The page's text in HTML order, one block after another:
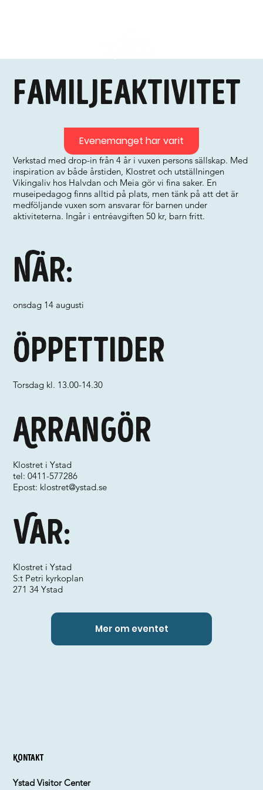
Familjeaktivitet
Verkstad med drop-in från 4 år i vuxen persons sällskap. Med
inspiration av både årstiden, Klostret och utställningen
Vikingaliv hos Halvdan och Meia gör vi fina saker. En
museipedagog finns alltid på plats, men tänk på att det är
medföljande vuxen som ansvarar för barnen under
aktiviteterna. Ingår i entréavgiften 50 kr, barn fritt.
När:
onsdag 14 augusti
Var:
Arrangör
Klostret i Ystad
tel: 0411-577286
Epost: klostret@ystad.se
Klostret i Ystad
S:t Petri kyrkoplan
271 34 Ystad
Öppettider
Torsdag kl. 13.00-14.30
Mer om eventet
Evenemanget har varit
Kontakt
Ystad Visitor Center